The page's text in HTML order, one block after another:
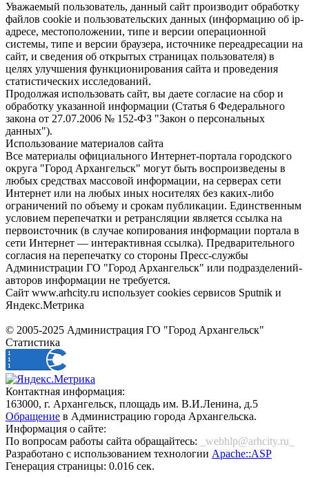
Уважаемый пользователь, данный сайт производит обработку
файлов cookie и пользовательских данных (информацию об ip-
адресе, местоположении, типе и версии операционной
системы, типе и версии браузера, источнике переадресации на
сайт, и сведения об открытых страницах пользователя) в
целях улучшения функционирования сайта и проведения
статистических исследований.
Продолжая использовать сайт, вы даете согласие на сбор и
обработку указанной информации (Статья 6 Федерального
закона от 27.07.2006 № 152-ФЗ "Закон о персональных
данных").
Использование материалов сайта
Все материалы официального Интернет-портала городского
округа "Город Архангельск" могут быть воспроизведены в
любых средствах массовой информации, на серверах сети
Интернет или на любых иных носителях без каких-либо
ограничений по объему и срокам публикации. Единственным
условием перепечатки и ретрансляции является ссылка на
первоисточник (в случае копирования информации портала в
сети Интернет — интерактивная ссылка). Предварительного
согласия на перепечатку со стороны Пресс-службы
Администрации ГО "Город Архангельск" или подразделений-
авторов информации не требуется.
Сайт www.arhcity.ru использует cookies сервисов Sputnik и
Яндекс.Метрика
© 2005-2025 Администрация ГО "Город Архангельск"
Статистика
Контактная информация:
163000, г. Архангельск, площадь им. В.И.Ленина, д.5
Обращение в Администрацию города Архангельска.
Информация о сайте:
По вопросам работы сайта обращайтесь:
_webhlp@arhcity.ru_
Разработано с использованием технологии Apache::ASP
Генерация страницы: 0.016 сек.